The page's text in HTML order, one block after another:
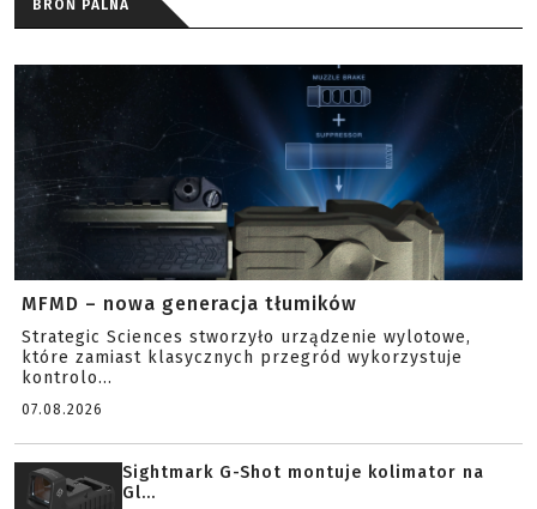
BROŃ PALNA
MFMD – nowa generacja tłumików
Strategic Sciences stworzyło urządzenie wylotowe,
które zamiast klasycznych przegród wykorzystuje
kontrolo...
07.08.2026
Sightmark G-Shot montuje kolimator na
Gl...